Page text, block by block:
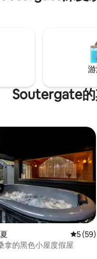
最高标准装修，每间卧室
空电视。
Soutergate
，共 533 条评价
」
平均评
5 (59)
拿的黑色小屋度假屋